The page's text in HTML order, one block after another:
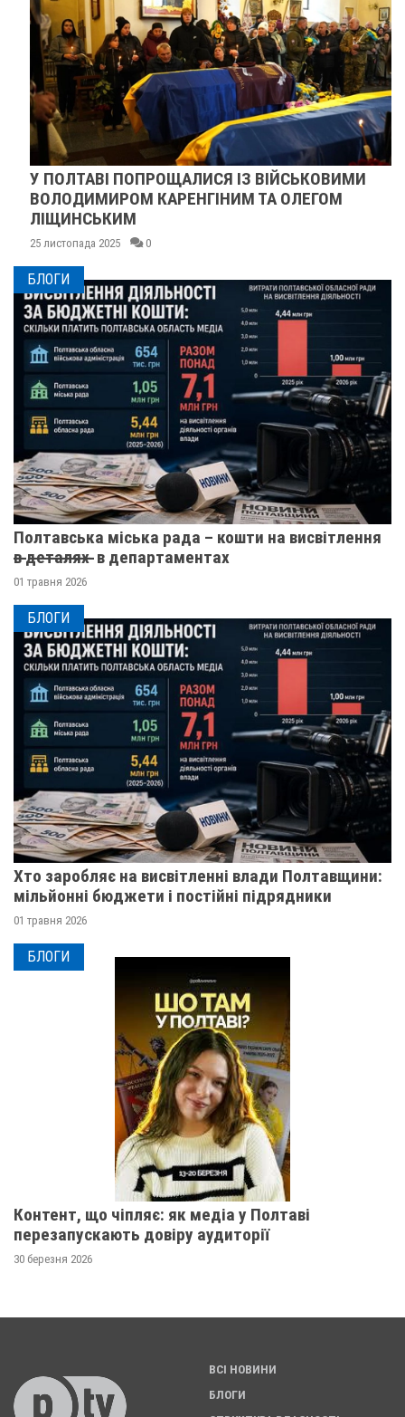
У ПОЛТАВІ ПОПРОЩАЛИСЯ ІЗ ВІЙСЬКОВИМИ
ВОЛОДИМИРОМ КАРЕНГІНИМ ТА ОЛЕГОМ
ЛІЩИНСЬКИМ
25 листопада 2025 0
БЛОГИ
Полтавська міська рада – кошти на висвітлення
в̶ ̶д̶е̶т̶а̶л̶я̶х̶ ̶ в департаментах
01 травня 2026
БЛОГИ
Хто заробляє на висвітленні влади Полтавщини:
мільйонні бюджети і постійні підрядники
01 травня 2026
БЛОГИ
Контент, що чіпляє: як медіа у Полтаві
перезапускають довіру аудиторії
30 березня 2026
ВСІ НОВИНИ
БЛОГИ